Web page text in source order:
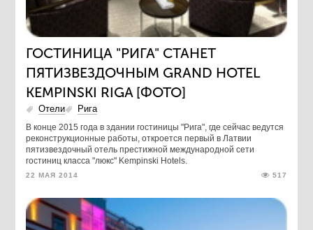
ГОСТИНИЦА "РИГА" СТАНЕТ
ПЯТИЗВЕЗДОЧНЫМ GRAND HOTEL
KEMPINSKI RIGA [ФОТО]
Отели Рига
В конце 2015 года в здании гостиницы "Рига", где сейчас ведутся
реконструкционные работы, откроется первый в Латвии
пятизвездочный отель престижной международной сети
гостиниц класса "люкс" Kempinski Hotels.
22 МАЯ 2014 517